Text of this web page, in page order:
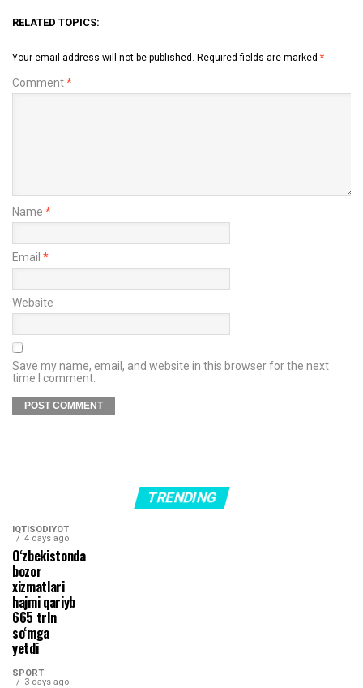
RELATED TOPICS:
Your email address will not be published. Required fields are marked *
Comment*
Name *
Email *
Website
Save my name, email, and website in this browser for the next
time I comment.
TRENDING
IQTISODIYOT
4 days ago
O‘zbekistonda
bozor
xizmatlari
hajmi qariyb
665 trln
so‘mga
yetdi
SPORT
3 days ago